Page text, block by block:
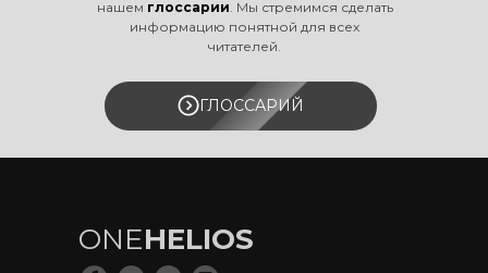
нашем глоссарии . Мы стремимся сделать
информацию понятной для всех
читателей.
ГЛОССАРИЙ
ONEHELIOS